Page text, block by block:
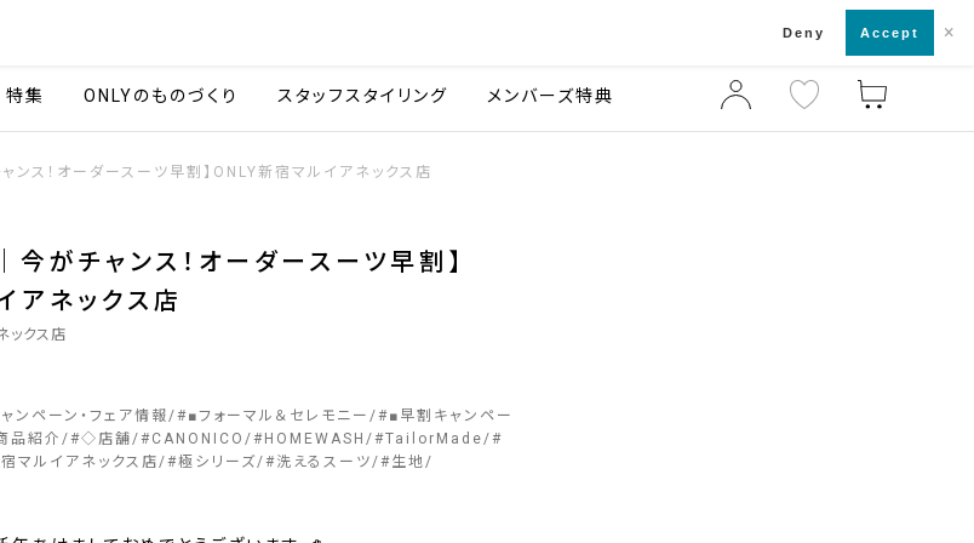
店舗一覧・来店予約
特集 ONLYのものづくり スタッフスタイリング メンバーズ特典
ンス！オーダースーツ早割】ONLY新宿マルイアネックス店
今がチャンス！オーダースーツ早割】
アネックス店
ックス店
ンペーン・フェア情報 #■フォーマル＆セレモニー #■早割キャンペー
品紹介 #◇店舗 #CANONICO # HOMEWASH #TailorMade
#
マルイアネックス店 #極シリーズ #洗えるスーツ #生地
Deny Accept ×